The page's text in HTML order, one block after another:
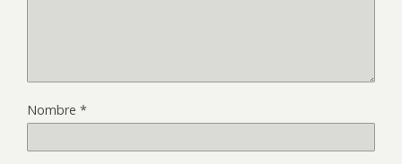
Nombre *